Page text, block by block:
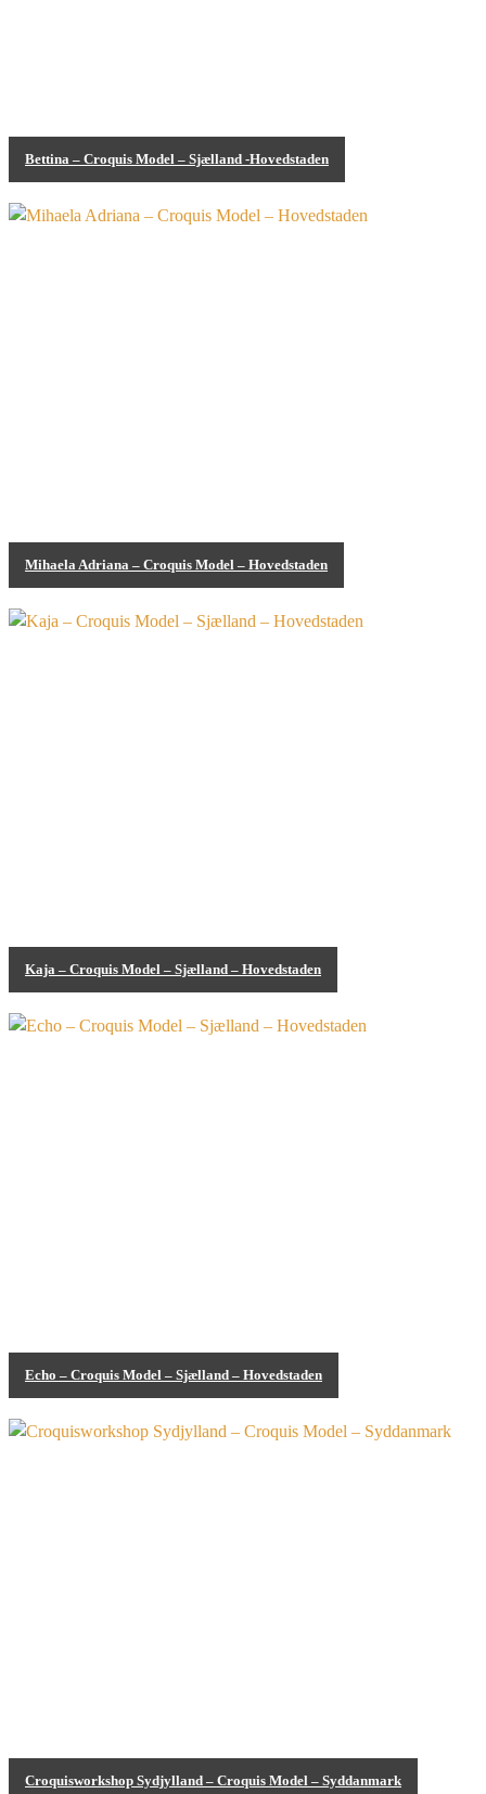
Bodypainting
Bettina – Croquis Model – Sjælland -Hovedstaden
Croquis Model
Mihaela Adriana – Croquis Model – Hovedstaden
Bodypainting
Kaja – Croquis Model – Sjælland – Hovedstaden
Bodypainting
Echo – Croquis Model – Sjælland – Hovedstaden
Croquisworkshop Sydjylland – Croquis Model – Syddanmark